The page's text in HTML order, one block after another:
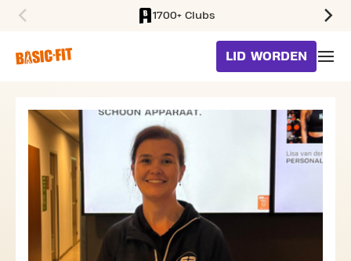
1700+ Clubs
LID WORDEN